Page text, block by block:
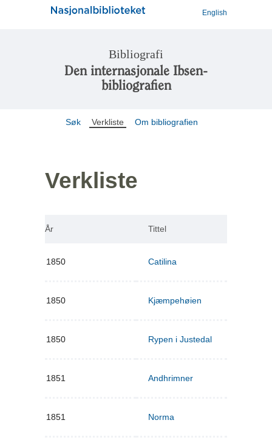
English
Bibliografi
Den internasjonale Ibsen-
bibliografien
Søk Verkliste Om bibliografien
Verkliste
År Tittel
1850 Catilina
1850 Kjæmpehøien
1850 Rypen i Justedal
1851 Andhrimner
1851 Norma